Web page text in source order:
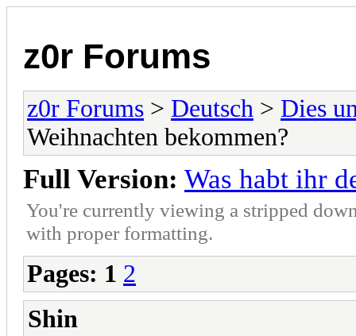
z0r Forums
z0r Forums > Deutsch > Dies
Weihnachten bekommen?
Full Version: Was habt ihr
You're currently viewing a stripped
with proper formatting.
Pages: 1 2
Shin